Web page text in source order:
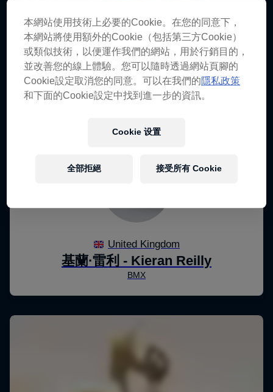
本網站使用技術上必要的Cookie。在您的同意下，
本網站將使用額外的Cookie（包括第三方Cookie）
或類似技術，以便運作我們的網站，用於行銷目的，
並改善您的線上體驗。您可以隨時透過網站頁腳的
Cookie設定取消您的同意。可以在我們的隱私政策
和下面的Cookie設定中找到進一步的資訊。
Cookie 设置
全部拒絕 接受所有 Cookie